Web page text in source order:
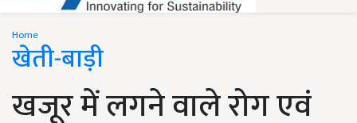
Home
खेती-बाड़ी
खजूर में लगने वाले रोग एवं